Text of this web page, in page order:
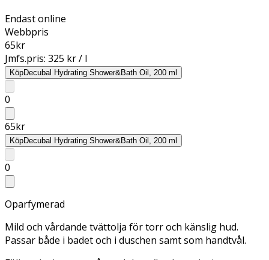
Endast online
Webbpris
65kr
Jmfs.pris: 325 kr / l
KöpDecubal Hydrating Shower&Bath Oil, 200 ml
0
65kr
KöpDecubal Hydrating Shower&Bath Oil, 200 ml
0
Oparfymerad
Mild och vårdande tvättolja för torr och känslig hud.
Passar både i badet och i duschen samt som handtvål.